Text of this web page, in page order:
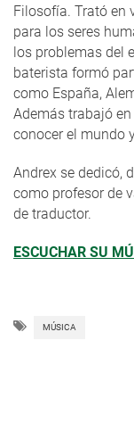
Filosofía. Trató en
para los seres
los problemas del
baterista formó
como España,
Además trabajó
conocer el mundo
Andrex se dedicó,
como profesor de
de traductor.
ESCUCHAR SU
MÚSICA